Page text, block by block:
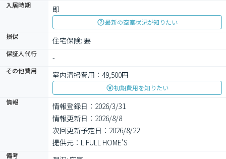
入居時期
即
最新の空室状況が知りたい
損保
住宅保険: 要
保証人代行 -
その他費用 室内清掃費用：49,500円
初期費用を知りたい
情報
情報登録日：2026/3/31
情報更新日：2026/8/8
次回更新予定日：2026/8/22
提供元：LIFULL HOME'S
備考